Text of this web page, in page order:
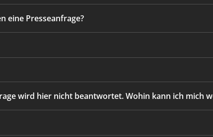
eine Presseanfrage?
wird hier nicht beantwortet. Wohin kann ich mich